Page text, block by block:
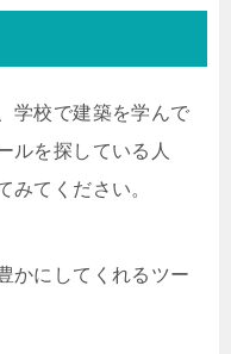
学校で建築を学んで
ルを探している人
みてください。
かにしてくれるツー